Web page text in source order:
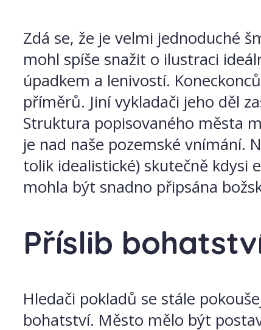
Zdá se, že je velmi jednoduché
mohl spíše snažit o ilustraci
úpadkem a lenivostí.
příměrů. Jiní vykladači jeho děl
Struktura popisovaného města
je nad naše pozemské vnímání.
tolik idealistické) skutečně
mohla být snadno připsána
Příslib
Hledači pokladů se stále
bohatství. Město mělo být